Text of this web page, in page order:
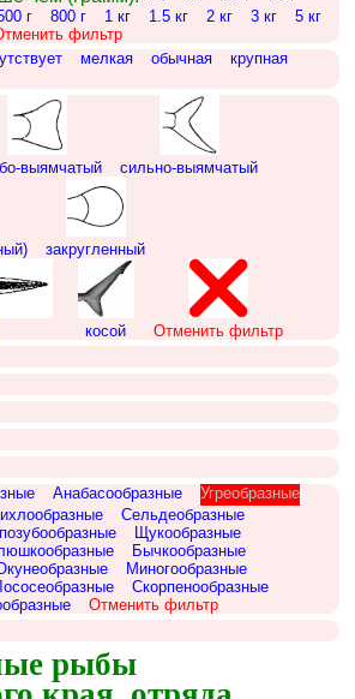
г 800 г 1 кг 1.5 кг 2 кг 3 кг
5 кг
фильтр
мелкая обычная
крупная
выямчатый сильно-выямчатый
закругленный
косой Отменить фильтр
Анабасообразные
Угреобразные
Сельдеобразные
Щукообразные
Бычкообразные
Миногообразные
Скорпенообразные
Отменить фильтр
рыбы